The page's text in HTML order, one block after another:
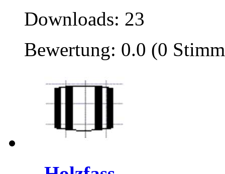
Downloads: 23
Bewertung: 0.0 (0